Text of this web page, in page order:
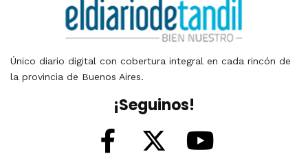
Único diario digital con cobertura integral en cada rincón de
la provincia de Buenos Aires.
¡Seguinos!